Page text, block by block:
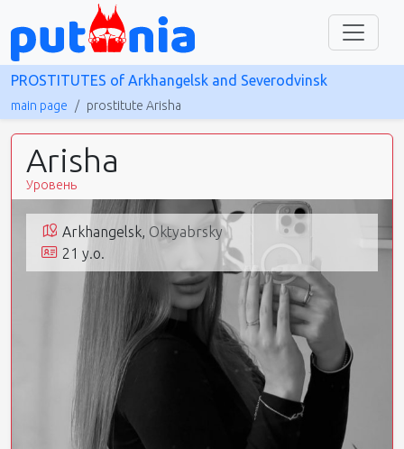
PROSTITUTES of Arkhangelsk and Severodvinsk
main page prostitute Arisha
Arisha
Уровень
Arkhangelsk, Oktyabrsky
21 y.o.